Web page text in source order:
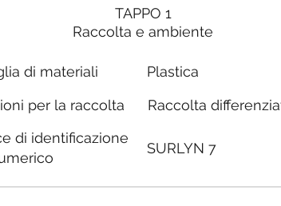
TAPPO 1
Raccolta e ambiente
di materiali
per la raccolta
di identificazione
Plastica
Raccolta
SURLYN 7